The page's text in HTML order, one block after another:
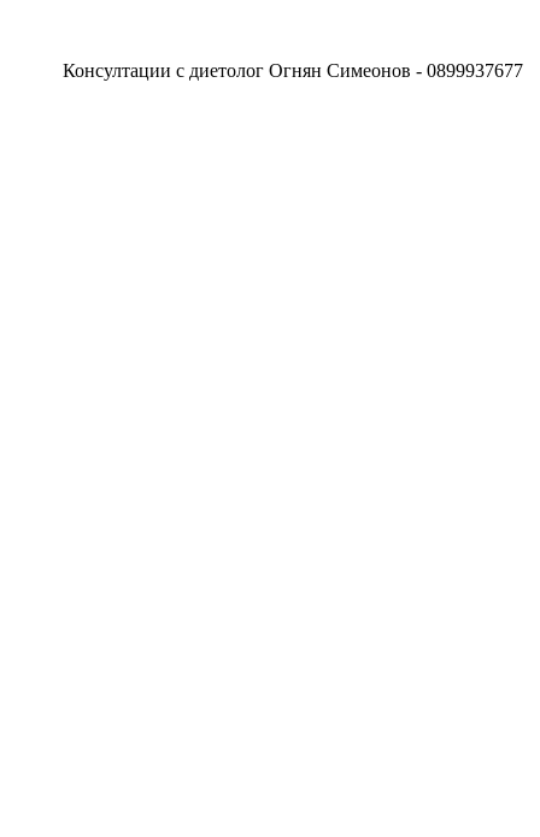
с диетолог Огнян Симеонов - 0899937677